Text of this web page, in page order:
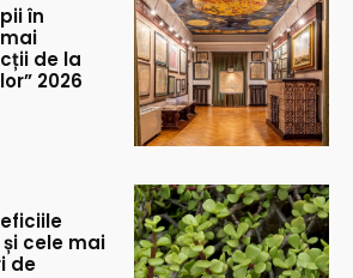
în
de la
2026
cele mai
de